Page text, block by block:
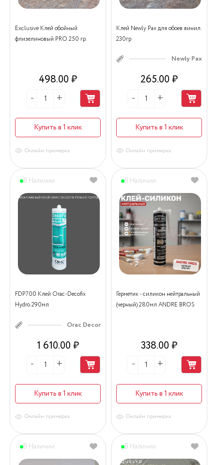
Exclusive Клей обойный
флизелиновый PRO 250 гр.
498.00 ₽
Купить в 1 клик
Онлайн примерка
Клей Newly Pax для обоев винил.
230гр
Newly Pax
265.00 ₽
Купить в 1 клик
Онлайн примерка
FDP700 Клей Orac-Decofix
Hydro 290мл
Orac Decor
1 610.00 ₽
Купить в 1 клик
В Наличии
Онлайн примерка
Герметик - силикон нейтральный
(черный) 280мл ANDRE BROS
338.00 ₽
Купить в 1 клик
В Наличии
Онлайн примерка
В Наличии В Наличии